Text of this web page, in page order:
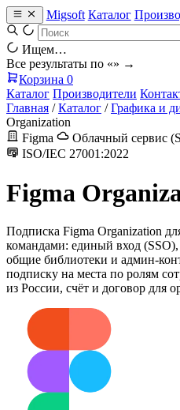
Migsoft Каталог
Ищем…
Все результаты по «» →
Корзина 0
Каталог Производители
Главная / Каталог / Графика и
Organization
Figma
Облачный сервис
ISO/IEC 27001:2022
Figma
Подписка Figma Organization
командами: единый вход
общие библиотеки и админ-
подписку на места по ролям
из России, счёт и договор для